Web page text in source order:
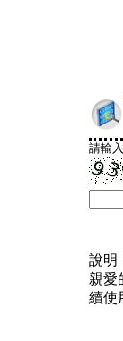
請輸
說明
親愛
續使